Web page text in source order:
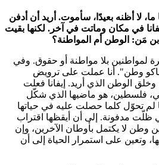
لا أظنه بعيدًا، سأموت. أريد أن أدفن
في مكان وماتت في آخر. لكنها بقيت
مَن: الوطن أم المواطنة؟
لمواطنين بلا مواطنة أو حقوق. وفي
وطن". أنا عملت على ترويض
الوطن الذي أريد. إيفانا فعلت
فلسطين، هو ماضيها الذي شكّل
لم تحوّل كلما حصلت عليه في حياتها
ظلّت مدفونة. إلى أن أيقظها اقتراب
وطن لا يكتمل بأوطان الآخرين، وإن
وتعين على استمرار الحياة إلى أن